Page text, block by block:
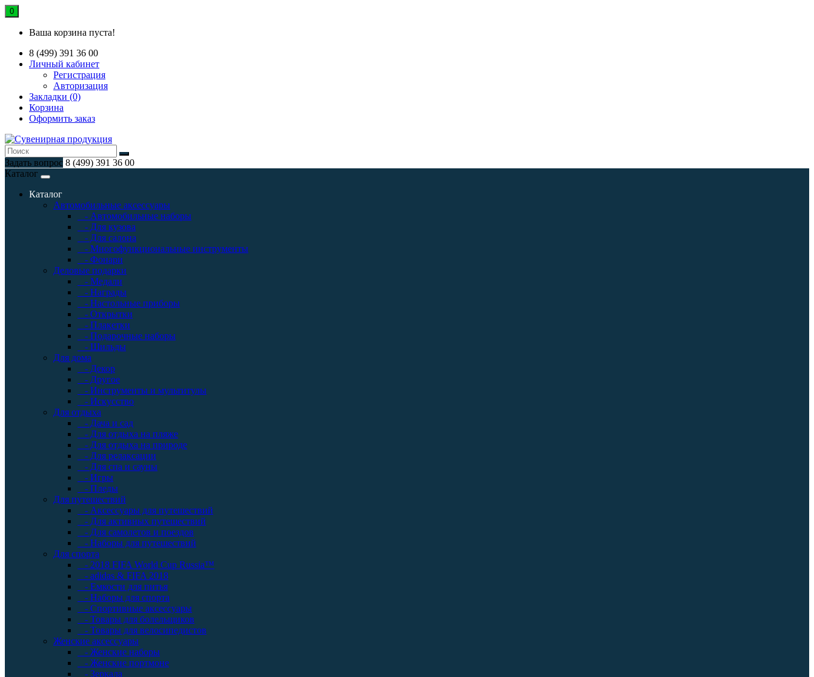
0
Ваша корзина пуста!
8 (499) 391 36 00
Личный кабинет
Регистрация
Авторизация
Закладки (0)
Корзина
Оформить заказ
Задать вопрос 8 (499) 391 36 00
Каталог
Каталог
Автомобильные аксессуары
- Автомобильные наборы
- Для кузова
- Для салона
- Многофункциональные инструменты
- Фонари
Деловые подарки
- Медали
- Награды
- Настольные приборы
- Открытки
- Плакетки
- Подарочные наборы
- Шильды
Для дома
- Декор
- Другое
- Инструменты и мультитулы
- Искусство
Для отдыха
- Дача и сад
- Для отдыха на пляже
- Для отдыха на природе
- Для релаксации
- Для спа и сауны
- Игры
- Пледы
Для путешествий
- Аксессуары для путешествий
- Для активных путешествий
- Для самолетов и поездов
- Наборы для путешествий
Для спорта
- 2018 FIFA World Cup Russia™
- adidas & FIFA 2018
- Емкости для питья
- Наборы для спорта
- Спортивные аксессуары
- Товары для болельщиков
- Товары для велосипедистов
Женские аксессуары
- Женские наборы
- Женские портмоне
- Зеркала